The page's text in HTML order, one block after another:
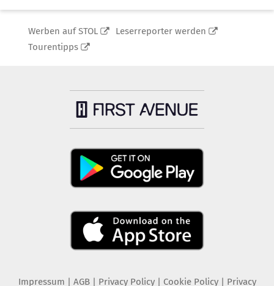
Werben auf STOL
Leserreporter werden
Tourentipps
Impressum AGB Privacy Policy| Cookie Policy| Privacy